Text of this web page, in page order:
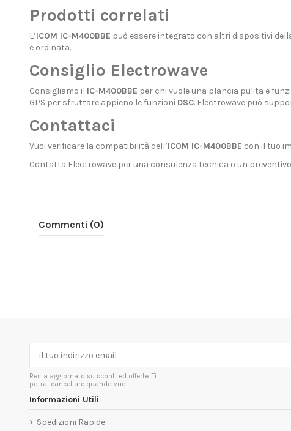
Prodotti correlati
L’ICOM IC-M400BBE può essere integrato con altri dispositivi
e ordinata.
Consiglio Electrowave
Consigliamo il IC-M400BBE per chi vuole una plancia pulita e
GPS per sfruttare appieno le funzioni DSC. Electrowave può
Contattaci
Vuoi verificare la compatibilità dell’ICOM IC-M400BBE con il tuo
Contatta Electrowaveper una consulenza tecnica o un
Commenti (0)
Resta aggiornato su sconti ed offerte. Ti
potrai cancellare quando vuoi.
Informazioni Utili
Spedizioni Rapide